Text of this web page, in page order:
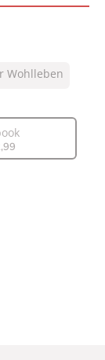
Wohlleben
,99